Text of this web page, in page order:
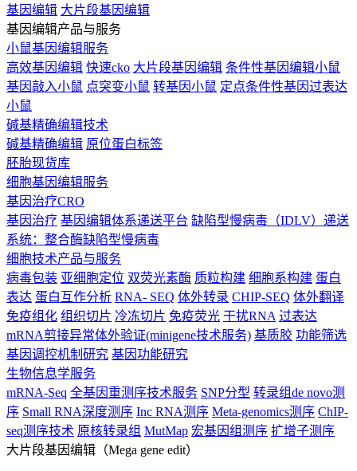
基因编辑 大片段基因编辑
基因编辑产品与服务
小鼠基因编辑服务
高效基因编辑 快速cko 大片段基因编辑 条件性基因编辑小鼠
基因敲入小鼠 点突变小鼠 转基因小鼠 定点条件性基因过表达
小鼠
碱基精确编辑技术
碱基精确编辑 原位蛋白标签
胚胎现货库
细胞基因编辑服务
基因治疗CRO
基因治疗 基因编辑体系递送平台 缺陷型慢病毒（IDLV）递送
系统：整合酶缺陷型慢病毒
细胞技术产品与服务
病毒包装 亚细胞定位 双荧光素酶 质粒构建 细胞系构建 蛋白
表达 蛋白互作分析 RNA- SEQ 体外转录 CHIP-SEQ 体外翻译
免疫组化 组织切片 冷冻切片 免疫荧光 干扰RNA 过表达
mRNA剪接异常体外验证(minigene技术服务) 基质胶 功能筛选
基因调控机制研究 基因功能研究
生物信息学服务
mRNA-Seq 全基因重测序技术服务 SNP分型 转录组de novo测
序 Small RNA深度测序 Inc RNA测序 Meta-genomics测序 ChIP-
seq测序技术 原核转录组 MutMap 宏基因组测序 扩增子测序
大片段基因编辑（Mega gene edit）